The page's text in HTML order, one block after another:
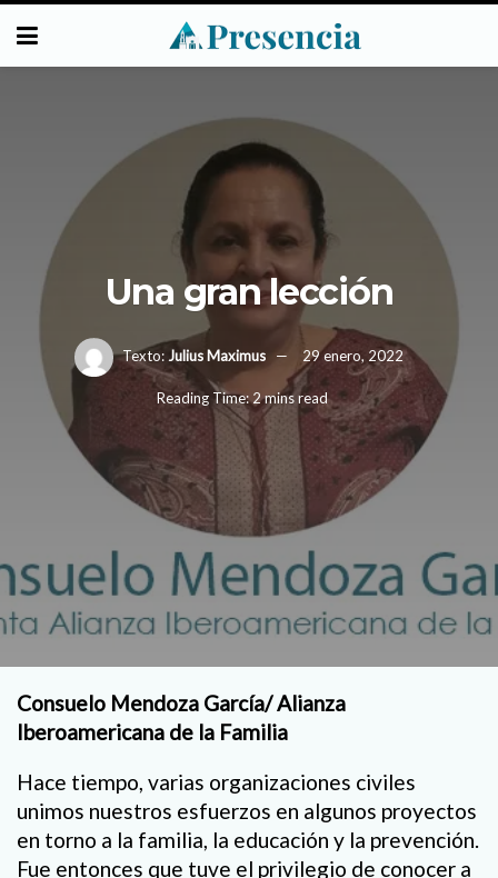
Una gran lección
Texto: Julius Maximus 29 enero, 2022
Reading Time: 2 mins read
Consuelo Mendoza García/ Alianza
Iberoamericana de la Familia
Hace tiempo, varias organizaciones civiles
unimos nuestros esfuerzos en algunos proyectos
en torno a la familia, la educación y la prevención.
Fue entonces que tuve el privilegio de conocer a